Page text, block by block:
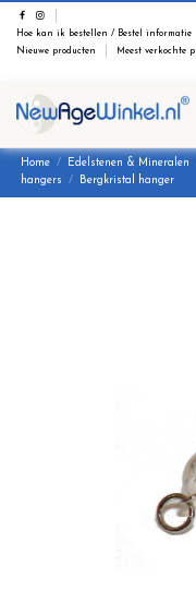
Hoe kan ik bestellen / Bestel informatie
Nieuwe producten
Meest verkochte
Home Edelstenen & Mineralen
hangers
Bergkristal hanger